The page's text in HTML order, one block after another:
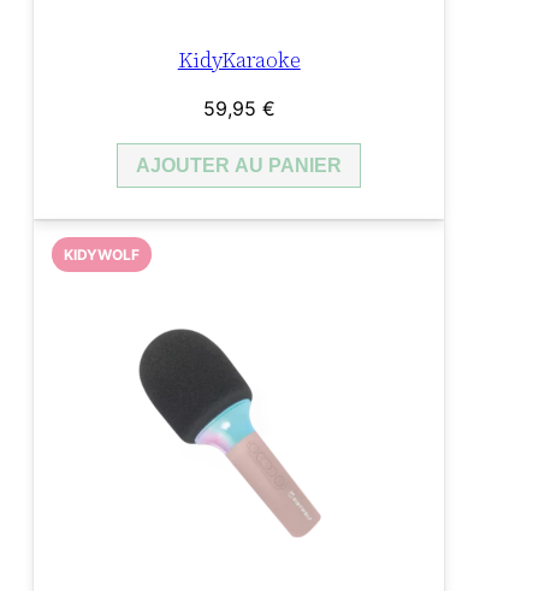
KidyKaraoke
59,95 €
AJOUTER AU PANIER
KIDYWOLF